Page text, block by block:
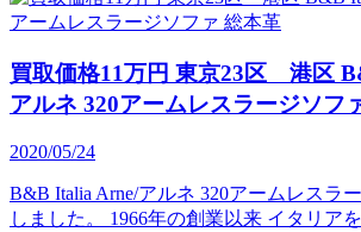
買取価格11万円 東京23区 港区
アルネ 320アームレスラージソフ
2020/05/24
B&B Italia Arne/アルネ 320アームレスラ
しました。 1966年の創業以来 イタリア